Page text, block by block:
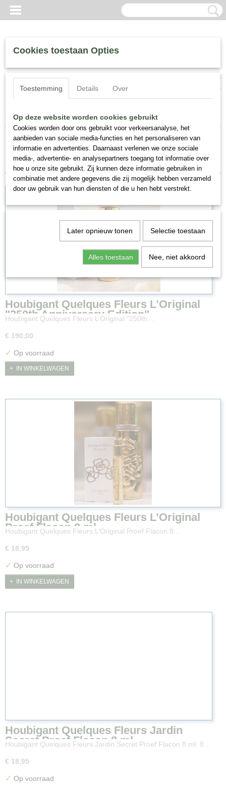
Inloggen Registreren
(0)
Home >Houbigant, Fragrance>Collection Quelques Fleurs
Sorteer op:
Houbigant Quelques Fleurs L’Original
"250th Anniversary Edition"
Houbigant Quelques Fleurs L’Original "250th…
€ 190,00
✓ Op voorraad
IN WINKELWAGEN
Houbigant Quelques Fleurs L’Original
Proef Flacon 8 ml.
Houbigant Quelques Fleurs L’Original Proef Flacon 8…
€ 18,95
✓ Op voorraad
IN WINKELWAGEN
Houbigant Quelques Fleurs Jardin
Secret Proef Flacon 8 ml.
Houbigant Quelques Fleurs Jardin Secret Proef Flacon 8 ml. 8…
€ 18,95
✓ Op voorraad
Cookies toestaan Opties
Toestemming Details Over
Op deze website worden cookies gebruikt
Cookies worden door ons gebruikt voor verkeersanalyse, het
aanbieden van sociale media-functies en het personaliseren van
informatie en advertenties. Daarnaast verlenen we onze sociale
media-, advertentie- en analysepartners toegang tot informatie over
hoe u onze site gebruikt. Zij kunnen deze informatie gebruiken in
combinatie met andere gegevens die zij mogelijk hebben verzameld
door uw gebruik van hun diensten of die u hen hebt verstrekt.
Later opnieuw tonen Selectie toestaan
Alles toestaan Nee, niet akkoord